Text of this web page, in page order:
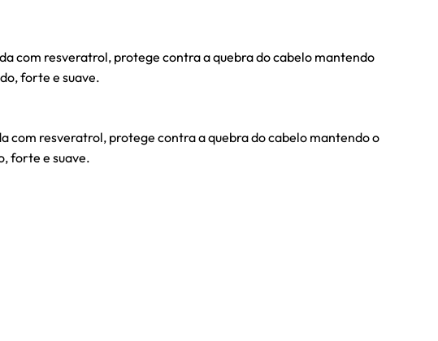
com resveratrol, protege contra a quebra do cabelo mantendo
forte e suave.
com resveratrol, protege contra a quebra do cabelo mantendo o
forte e suave.